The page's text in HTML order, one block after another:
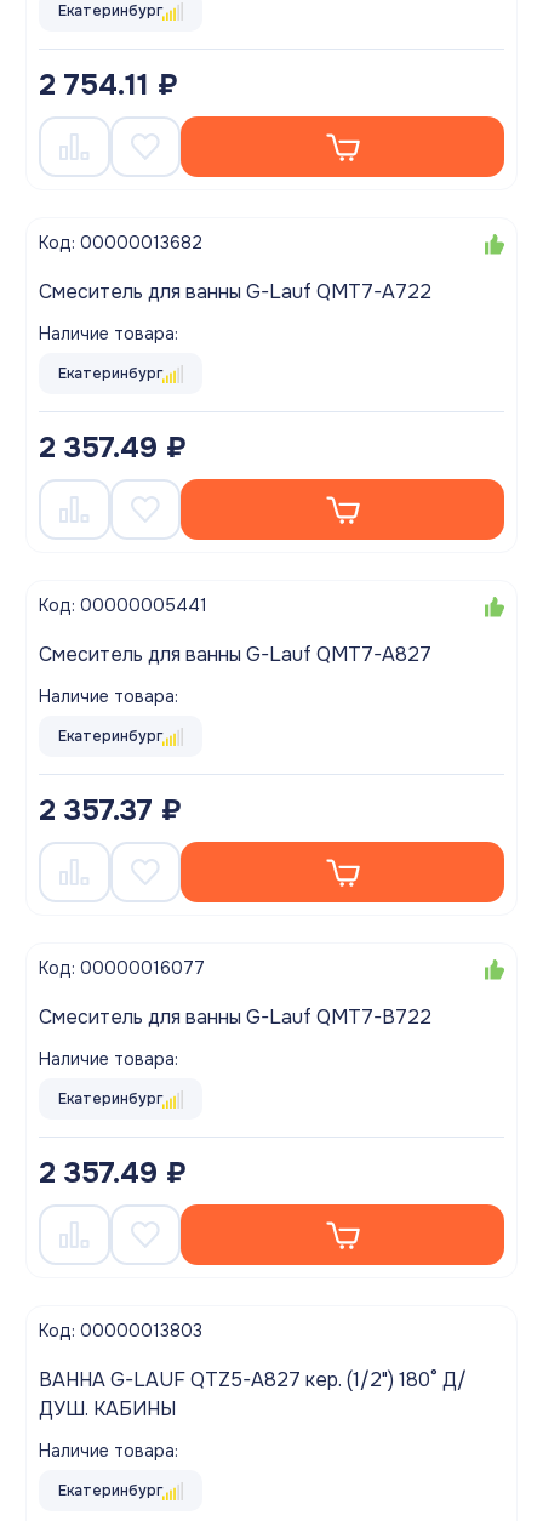
Екатеринбург
2 754.11 ₽
Код: 00000013682
Смеситель для ванны G-Lauf QMT7-A722
Наличие товара:
Екатеринбург
2 357.49 ₽
Код: 00000005441
Смеситель для ванны G-Lauf QMT7-A827
Наличие товара:
Екатеринбург
2 357.37 ₽
Код: 00000016077
Смеситель для ванны G-Lauf QMT7-B722
Наличие товара:
Екатеринбург
2 357.49 ₽
Код: 00000013803
ВАННА G-LAUF QTZ5-A827 кер. (1/2") 180° Д/
ДУШ. КАБИНЫ
Наличие товара:
Екатеринбург